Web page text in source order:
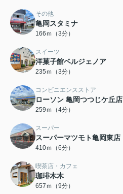
その他
亀岡スタミナ
166ｍ（3分）
スイーツ
洋菓子館ベルジェノア
235ｍ（3分）
コンビニエンスストア
ローソン 亀岡つつじケ丘店
259ｍ（4分）
スーパー
スーパーマツモト亀岡東店
410ｍ（6分）
喫茶店・カフェ
珈琲木木
657ｍ（9分）